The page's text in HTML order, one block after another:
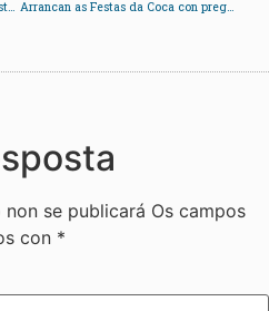
Alumnado do IES Pedro Floriani: “Este segundo premio demostra que dun instituto público podes chegar lonxe” Arrancan as Festas da Coca con pregón de Carla Abad, elaboración de alfombras e actuación de Panorama
se publicará Os campos
con *